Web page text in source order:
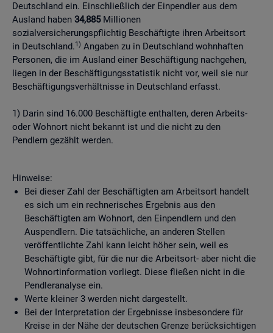
Deutschland ein. Einschließlich der Einpendler aus dem
Ausland haben 34,885Millionen
sozialversicherungspflichtig Beschäftigte ihren Arbeitsort
in Deutschland.1) Angaben zu in Deutschland wohnhaften
Personen, die im Ausland einer Beschäftigung nachgehen,
liegen in der Beschäftigungsstatistik nicht vor, weil sie nur
Beschäftigungsverhältnisse in Deutschland erfasst.
1) Darin sind 16.000 Beschäftigte enthalten, deren Arbeits-
oder Wohnort nicht bekannt ist und die nicht zu den
Pendlern gezählt werden.
Hinweise:
Bei dieser Zahl der Beschäftigten am Arbeitsort handelt
es sich um ein rechnerisches Ergebnis aus den
Beschäftigten am Wohnort, den Einpendlern und den
Auspendlern. Die tatsächliche, an anderen Stellen
veröffentlichte Zahl kann leicht höher sein, weil es
Beschäftigte gibt, für die nur die Arbeitsort- aber nicht die
Wohnortinformation vorliegt. Diese fließen nicht in die
Pendleranalyse ein.
Werte kleiner 3 werden nicht dargestellt.
Bei der Interpretation der Ergebnisse insbesondere für
Kreise in der Nähe der deutschen Grenze berücksichtigen